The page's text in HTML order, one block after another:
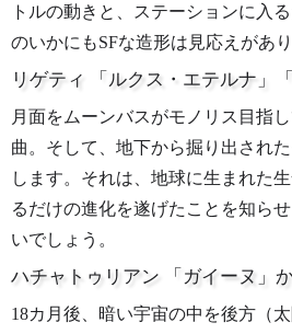
トルの動きと、ステーションに入
のいかにもSFな造形は見応えがあり
リゲティ 「ルクス・エテルナ」
月面をムーンバスがモノリス目指
曲。そして、地下から掘り出され
します。それは、地球に生まれた
るだけの進化を遂げたことを知ら
いでしょう。
ハチャトゥリアン 「ガイーヌ」
18カ月後、暗い宇宙の中を後方（